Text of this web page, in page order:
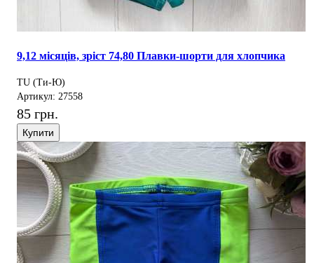
9,12 місяців, зріст 74,80 Плавки-шорти для хлопчика
TU (Ти-Ю)
Артикул: 27558
85 грн.
Купити